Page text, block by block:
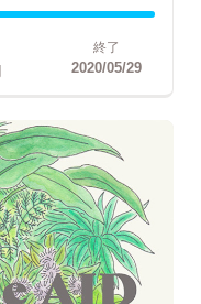
終了
2020/05/29